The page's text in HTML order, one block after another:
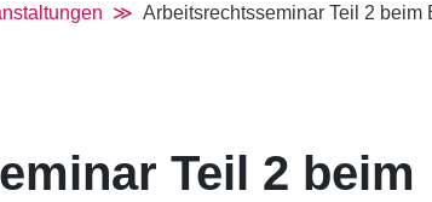
Arbeitsrechtsseminar Teil 2
Teil 2 beim